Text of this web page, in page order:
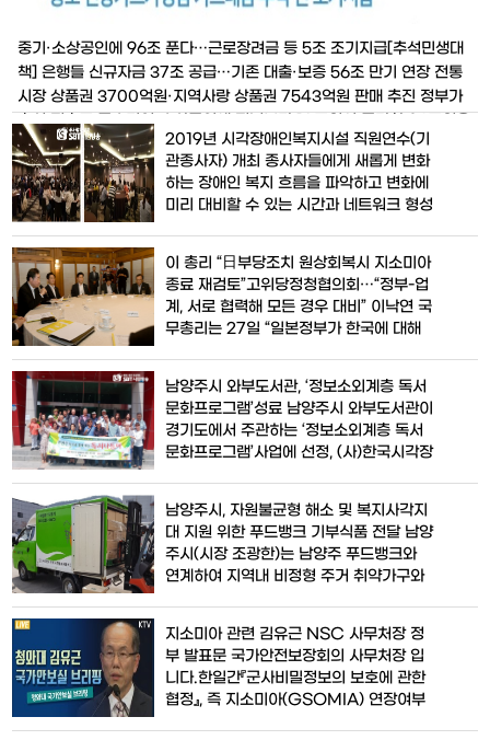
중기·소상공인에 96조 푼다…근로장려금 등 5조 조기지급[추석민생대
책] 은행들 신규자금 37조 공급…기존 대출·보증 56조 만기 연장 전통
시장 상품권 3700억원·지역사랑 상품권 7543억원 판매 추진 정부가
추석 전후로 중소기업·소상공인에 전년보다 10조원이 증가한 96조원을
지원한다. 또 서민가계 지원을 위해 470만 가구에 5조원으로 대폭 학
대된 근로·자녀장학금을 추석 전에 조기 지급
2019년 시각장애인복지시설 직원연수(기
관종사자) 개최 종사자들에게 새롭게 변화
하는 장애인 복지 흐름을 파악하고 변화에
미리 대비할 수 있는 시간과 네트워크 형성
진행될 예정이다. 사단법인 한국시각장애
인연합회(회장 홍순봉)와 한국시각장애인
복지관협의회(회장 김일근)가 전국의 시각
장애인복지시설 기관종사자들을 대상으로
연수를 실시한다. 8월 29일(
이 총리 “日부당조치 원상회복시 지소미아
종료 재검토”고위당정청협의회…“정부-업
계, 서로 협력해 모든 경우 대비” 이낙연 국
무총리는 27일 “일본정부가 한국에 대해
(GSOMIA) 종료를 재검토할 수 있다”고
밝혔다.이 총리는 이날 서울 삼청동 국무총
리 공관에서 열린 고위당정청협의회에서
“내일부터 일본 정부가 우리를 백색국가에
서
남양주시 와부도서관, ‘정보소외계층 독서
문화프로그램’성료 남양주시 와부도서관이
경기도에서 주관하는 ‘정보소외계층 독서
문화프로그램’사업에 선정, (사)한국시각장
으로 찾아가는 독서문화 프로그램을 성공
적으로 마쳤다. 이번 프로그램은 지난 6월
부터 8월 27일까지 12회차에 걸쳐 진행됐
으며, 한국독서지도연구회협동조합 조현숙
전문강사가 금곡동에 소재한
남양주시, 자원불균형 해소 및 복지사각지
대 지원 위한 푸드뱅크 기부식품 전달 남양
주시(시장 조광한)는 남양주 푸드뱅크와
연계하여 지역내 비정형 주거 취약가구와
뱅크와 연계 협력 사업으로 지난 2일부터
23일까지 오뚜기 선물세트 120박스와 한
돈 돼지고기 2kg, 223팩을 지원받아 폭
염 등 위기 대처에 취약한 비정형 비닐하우
스 거주 가
지소미아 관련 김유근 NSC 사무처장 정
부 발표문 국가안전보장회의 사무처장 입
니다.한일간『군사비밀정보의 보호에 관한
협정』, 즉 지소미아(GSOMIA) 연장여부